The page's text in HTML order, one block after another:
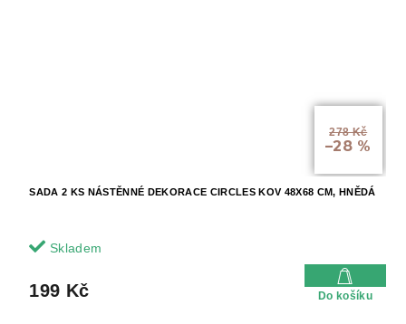
278 Kč
–28 %
SADA 2 KS NÁSTĚNNÉ DEKORACE CIRCLES KOV 48X68 CM, HNĚDÁ
Skladem
199 Kč Do košíku